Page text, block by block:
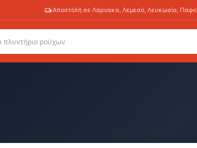
Αποστολή σε Λάρνακα, Λεμεσό, Λευκωσία, Πάφο